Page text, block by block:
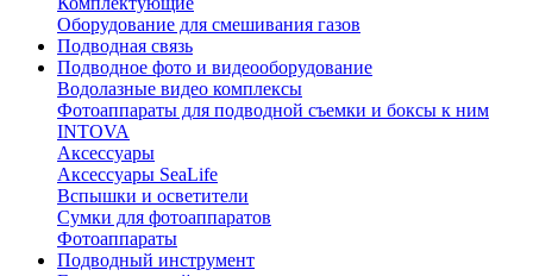
Оборудование для смешивания газов
Подводная связь
Подводное фото и видеооборудование
Водолазные видео комплексы
Фотоаппараты для подводной съемки и боксы к ним
INTOVA
Аксессуары
Аксессуары SeaLife
Вспышки и осветители
Сумки для фотоаппаратов
Фотоаппараты
Подводный инструмент